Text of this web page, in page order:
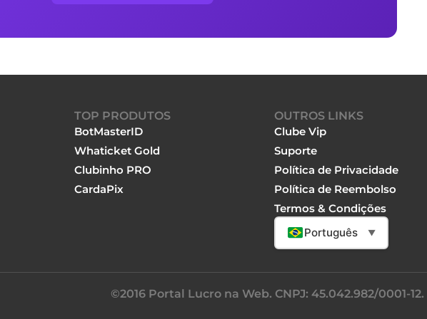
TOP PRODUTOS
BotMasterID
Whaticket Gold
Clubinho PRO
CardaPix
OUTROS LINKS
Clube Vip
Suporte
Política de Privacidade
Política de Reembolso
Termos & Condições
Português
▼
©2016 Portal Lucro na Web. CNPJ: 45.042.982/0001-12.